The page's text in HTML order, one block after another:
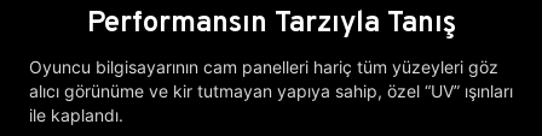
Performansın Tarzıyla Tanış
Oyuncu bilgisayarının cam panelleri hariç tüm yüzeyleri göz
alıcı görünüme ve kir tutmayan yapıya sahip, özel “UV” ışınları
ile kaplandı.